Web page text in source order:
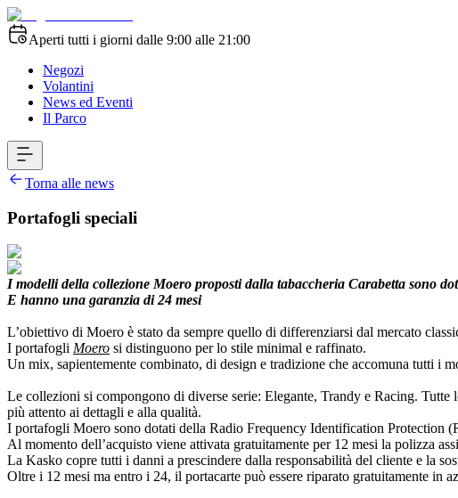
Aperti tutti i giorni dalle 9:00 alle 21:00
Negozi
Volantini
News ed Eventi
Il Parco
Torna alle news
Portafogli speciali
I modelli della collezione Moero proposti dalla tabaccheria Carabetta sono
E hanno una garanzia di 24 mesi
L’obiettivo di Moero è stato da sempre quello di differenziarsi dal mercato
I portafogli Moero si distinguono per lo stile minimal e raffinato.
Un mix, sapientemente combinato, di design e tradizione che accomuna tutti i
Le collezioni si compongono di diverse serie: Elegante, Trandy e Racing. Tutte
più attento ai dettagli e alla qualità.
I portafogli Moero sono dotati della Radio Frequency Identification Protection
Al momento dell’acquisto viene attivata gratuitamente per 12 mesi la polizza
La Kasko copre tutti i danni a prescindere dalla responsabilità del cliente e la
Oltre i 12 mesi ma entro i 24, il portacarte può essere riparato gratuitamente in